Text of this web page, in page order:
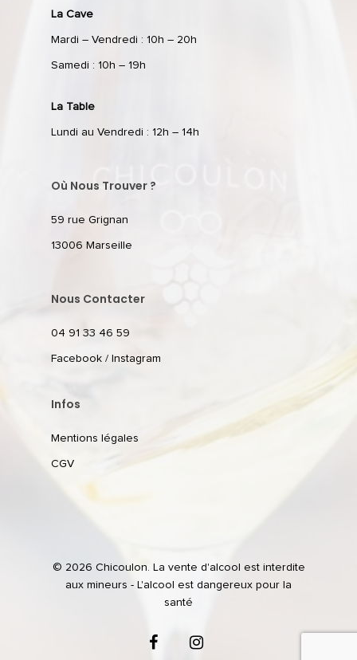
La Cave
Mardi – Vendredi : 10h – 20h
Samedi : 10h – 19h
La Table
Lundi au Vendredi : 12h – 14h
Où Nous Trouver ?
59 rue Grignan
13006 Marseille
Nous Contacter
04 91 33 46 59
Facebook / Instagram
Infos
Mentions légales
CGV
© 2026 Chicoulon. La vente d'alcool est interdite
aux mineurs - L'alcool est dangereux pour la
santé